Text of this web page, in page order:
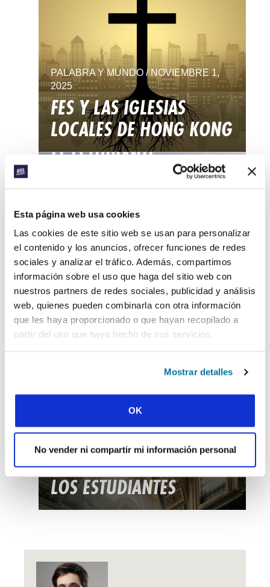
Esta página web usa cookies
Las cookies de este sitio web se usan para personalizar
el contenido y los anuncios, ofrecer funciones de redes
sociales y analizar el tráfico. Además, compartimos
información sobre el uso que haga del sitio web con
nuestros partners de redes sociales, publicidad y análisis
web, quienes pueden combinarla con otra información
que les haya proporcionado o que hayan recopilado a
partir del uso que haya hecho de sus servicios.
Mostrar detalles
OK
No vender ni compartir mi información personal
PALABRA Y MUNDO / NOVIEMBRE 1,
2025
FES Y LAS IGLESIAS
LOCALES DE HONG KONG
PALABRA Y MUNDO / NOVIEMBRE 1,
2025
EL ESTUDIANTE
CRISTIANO, LA IGLESIA
MOVIMIENTOS
CRISTIANOS
ESTUDIANTILES: ¿CÓMO
DESMITIFICAR EL LUGAR
DE LA “PARA-IGLESIA”?
IFES COMO UN
MINISTERIO
PARAECLESIÁSTICO PARA
LA EVANGELIZACIÓN DE
LOS ESTUDIANTES